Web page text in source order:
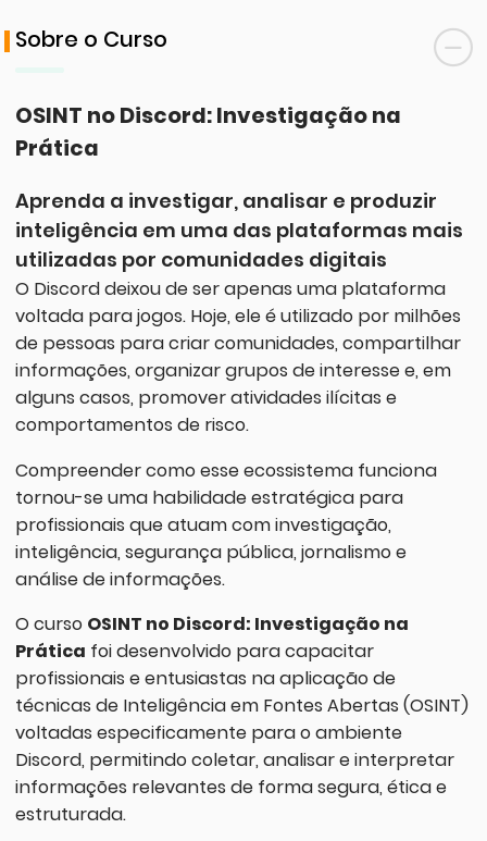
Sobre o Curso
OSINT no Discord: Investigação na
Prática
Aprenda a investigar, analisar e produzir
inteligência em uma das plataformas mais
utilizadas por comunidades digitais
O Discord deixou de ser apenas uma plataforma
voltada para jogos. Hoje, ele é utilizado por milhões
de pessoas para criar comunidades, compartilhar
informações, organizar grupos de interesse e, em
alguns casos, promover atividades ilícitas e
comportamentos de risco.
Compreender como esse ecossistema funciona
tornou-se uma habilidade estratégica para
profissionais que atuam com investigação,
inteligência, segurança pública, jornalismo e
análise de informações.
O curso OSINT no Discord: Investigação na
Prática foi desenvolvido para capacitar
profissionais e entusiastas na aplicação de
técnicas de Inteligência em Fontes Abertas (OSINT)
voltadas especificamente para o ambiente
Discord, permitindo coletar, analisar e interpretar
informações relevantes de forma segura, ética e
estruturada.